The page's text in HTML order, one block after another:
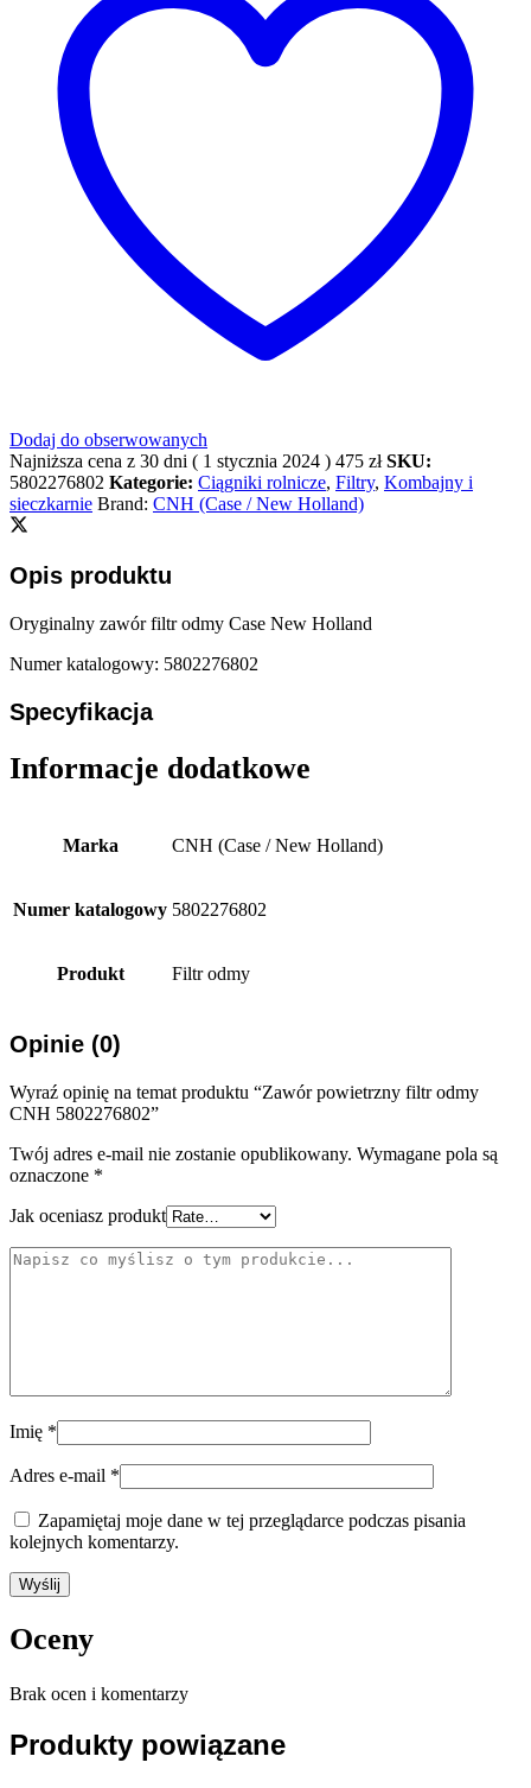
Dodaj do obserwowanych
Najniższa cena z 30 dni ( 1 stycznia 2024 ) 475 zł SKU:
5802276802 Kategorie: Ciągniki rolnicze, Filtry, Kombajny i
sieczkarnie Brand: CNH (Case / New Holland)
Opis produktu
Oryginalny zawór filtr odmy Case New Holland
Numer katalogowy: 5802276802
Specyfikacja
Informacje dodatkowe
Marka CNH (Case / New Holland)
Numer katalogowy 5802276802
Produkt Filtr odmy
Opinie (0)
Wyraź opinię na temat produktu “Zawór powietrzny filtr odmy
CNH 5802276802”
Twój adres e-mail nie zostanie opublikowany. Wymagane pola są
oznaczone *
Jak oceniasz produkt
Imię *
Adres e-mail *
Zapamiętaj moje dane w tej przeglądarce podczas pisania
kolejnych komentarzy.
Oceny
Brak ocen i komentarzy
Produkty powiązane